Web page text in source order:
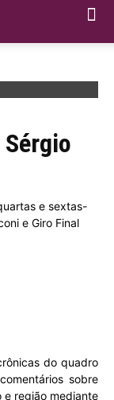
e sextas-
e Giro Final
do quadro
sobre
e região mediante